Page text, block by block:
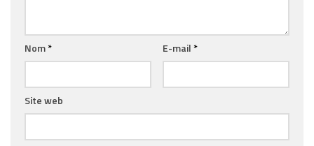
Nom* E-mail*
Site web